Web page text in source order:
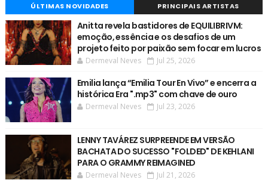
ÚLTIMAS NOVIDADES PRINCIPAIS ARTISTAS
Anitta revela bastidores de EQUILIBRIVM:
emoção, essência e os desafios de um
projeto feito por paixão sem focar em lucros
Dermeval Neves Jul 25, 2026
Emilia lança “Emilia Tour En Vivo” e encerra a
histórica Era ".mp3" com chave de ouro
Dermeval Neves Jul 23, 2026
LENNY TAVÁREZ SURPREENDE EM VERSÃO
BACHATA DO SUCESSO "FOLDED" DE KEHLANI
PARA O GRAMMY REIMAGINED
Dermeval Neves Jul 21, 2026